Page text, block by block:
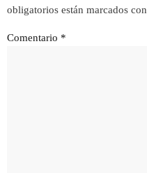
obligatorios están marcados con
Comentario *